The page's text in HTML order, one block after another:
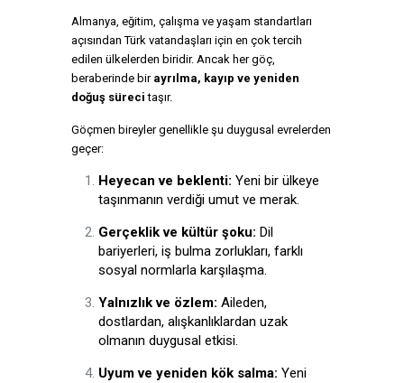
Almanya, eğitim, çalışma ve yaşam standartları
açısından Türk vatandaşları için en çok tercih
edilen ülkelerden biridir. Ancak her göç,
beraberinde bir ayrılma, kayıp ve yeniden
doğuş süreci taşır.
Göçmen bireyler genellikle şu duygusal evrelerden
geçer:
Heyecan ve beklenti: Yeni bir ülkeye
taşınmanın verdiği umut ve merak.
Gerçeklik ve kültür şoku: Dil
bariyerleri, iş bulma zorlukları, farklı
sosyal normlarla karşılaşma.
Yalnızlık ve özlem: Aileden,
dostlardan, alışkanlıklardan uzak
olmanın duygusal etkisi.
Uyum ve yeniden kök salma: Yeni